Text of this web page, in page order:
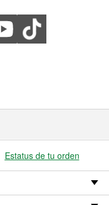
Estatus de tu orden